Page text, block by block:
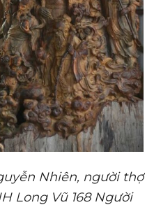
Nhiên, người thợ
Long Vũ 168 Người